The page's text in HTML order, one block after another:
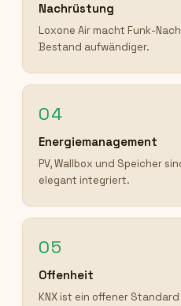
Nachrüstung
Loxone Air macht Funk-
Bestand aufwändiger.
04
Energiemanagement
PV, Wallbox und Speicher
elegant integriert.
05
Offenheit
KNX ist ein offener